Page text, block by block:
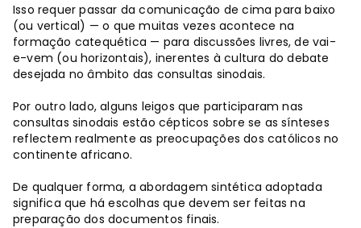
Isso requer passar da comunicação de cima para baixo
(ou vertical) — o que muitas vezes acontece na
formação catequética — para discussões livres, de vai-
e-vem (ou horizontais), inerentes à cultura do debate
desejada no âmbito das consultas sinodais.
Por outro lado, alguns leigos que participaram nas
consultas sinodais estão cépticos sobre se as sínteses
reflectem realmente as preocupações dos católicos no
continente africano.
De qualquer forma, a abordagem sintética adoptada
significa que há escolhas que devem ser feitas na
preparação dos documentos finais.